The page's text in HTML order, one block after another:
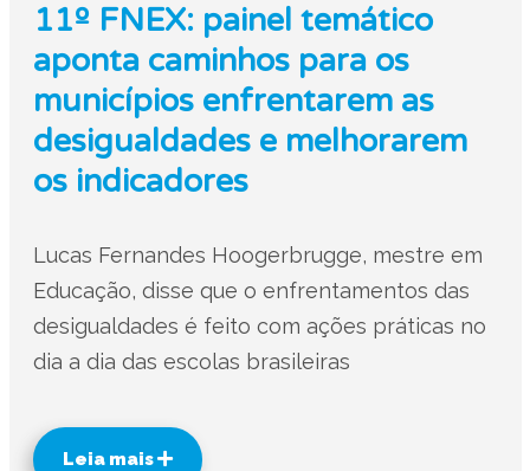
11º FNEX: painel temático
aponta caminhos para os
municípios enfrentarem as
desigualdades e melhorarem
os indicadores
Lucas Fernandes Hoogerbrugge, mestre em
Educação, disse que o enfrentamentos das
desigualdades é feito com ações práticas no
dia a dia das escolas brasileiras
Leia mais